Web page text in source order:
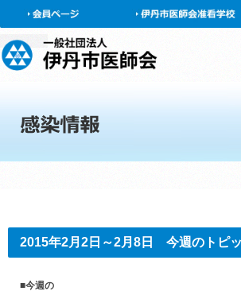
会員ページ
2015年2月2日～2月8日 今週のトピ
■今週の